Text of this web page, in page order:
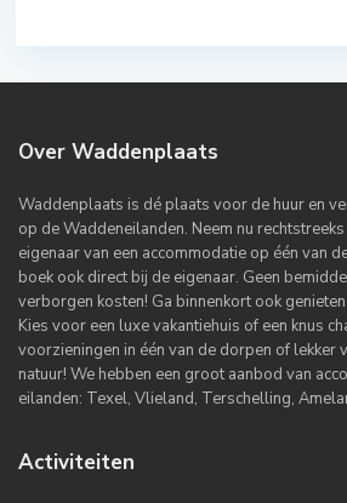
Over Waddenplaats
Waddenplaats is dé plaats voor de huur en
op de Waddeneilanden. Neem nu
eigenaar van een accommodatie op één van
boek ook direct bij de eigenaar. Geen
verborgen kosten! Ga binnenkort ook
Kies voor een luxe vakantiehuis of een knus
voorzieningen in één van de dorpen of lekker
natuur! We hebben een groot aanbod van
eilanden: Texel, Vlieland, Terschelling,
Activiteiten